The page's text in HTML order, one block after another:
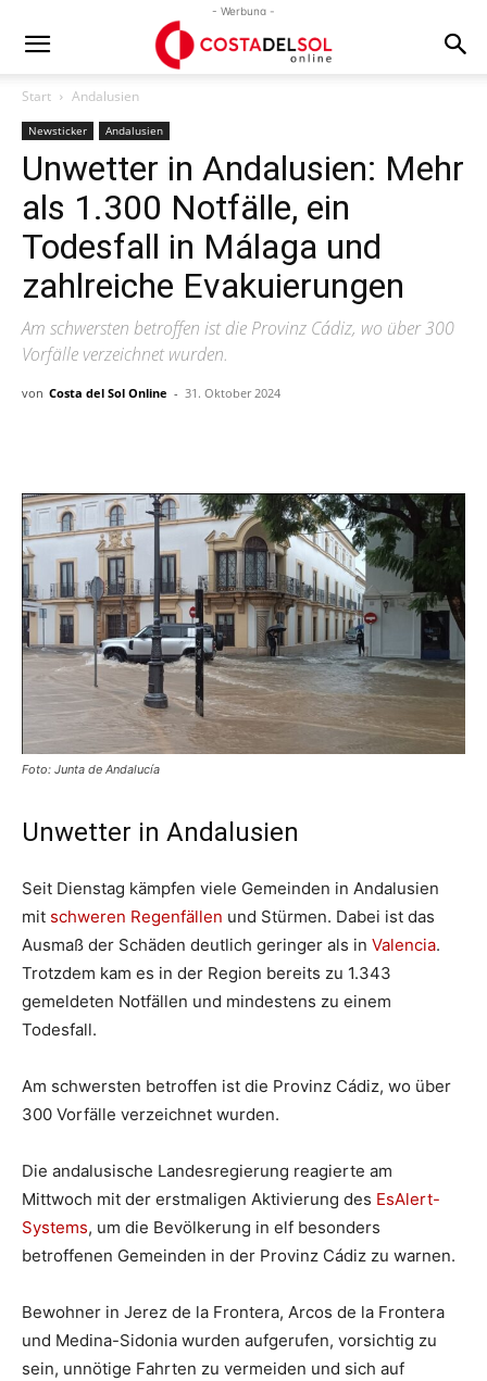
- Werbung -
Start Andalusien
Newsticker Andalusien
Unwetter in Andalusien: Mehr
als 1.300 Notfälle, ein
Todesfall in Málaga und
zahlreiche Evakuierungen
Am schwersten betroffen ist die Provinz Cádiz, wo über 300
Vorfälle verzeichnet wurden.
von Costa del Sol Online - 31. Oktober 2024
Foto: Junta de Andalucía
Unwetter in Andalusien
Seit Dienstag kämpfen viele Gemeinden in Andalusien
mit schweren Regenfällen und Stürmen. Dabei ist das
Ausmaß der Schäden deutlich geringer als in Valencia.
Trotzdem kam es in der Region bereits zu 1.343
gemeldeten Notfällen und mindestens zu einem
Todesfall.
Am schwersten betroffen ist die Provinz Cádiz, wo über
300 Vorfälle verzeichnet wurden.
Die andalusische Landesregierung reagierte am
Mittwoch mit der erstmaligen Aktivierung des EsAlert-
Systems, um die Bevölkerung in elf besonders
betroffenen Gemeinden in der Provinz Cádiz zu warnen.
Bewohner in Jerez de la Frontera, Arcos de la Frontera
und Medina-Sidonia wurden aufgerufen, vorsichtig zu
sein, unnötige Fahrten zu vermeiden und sich auf